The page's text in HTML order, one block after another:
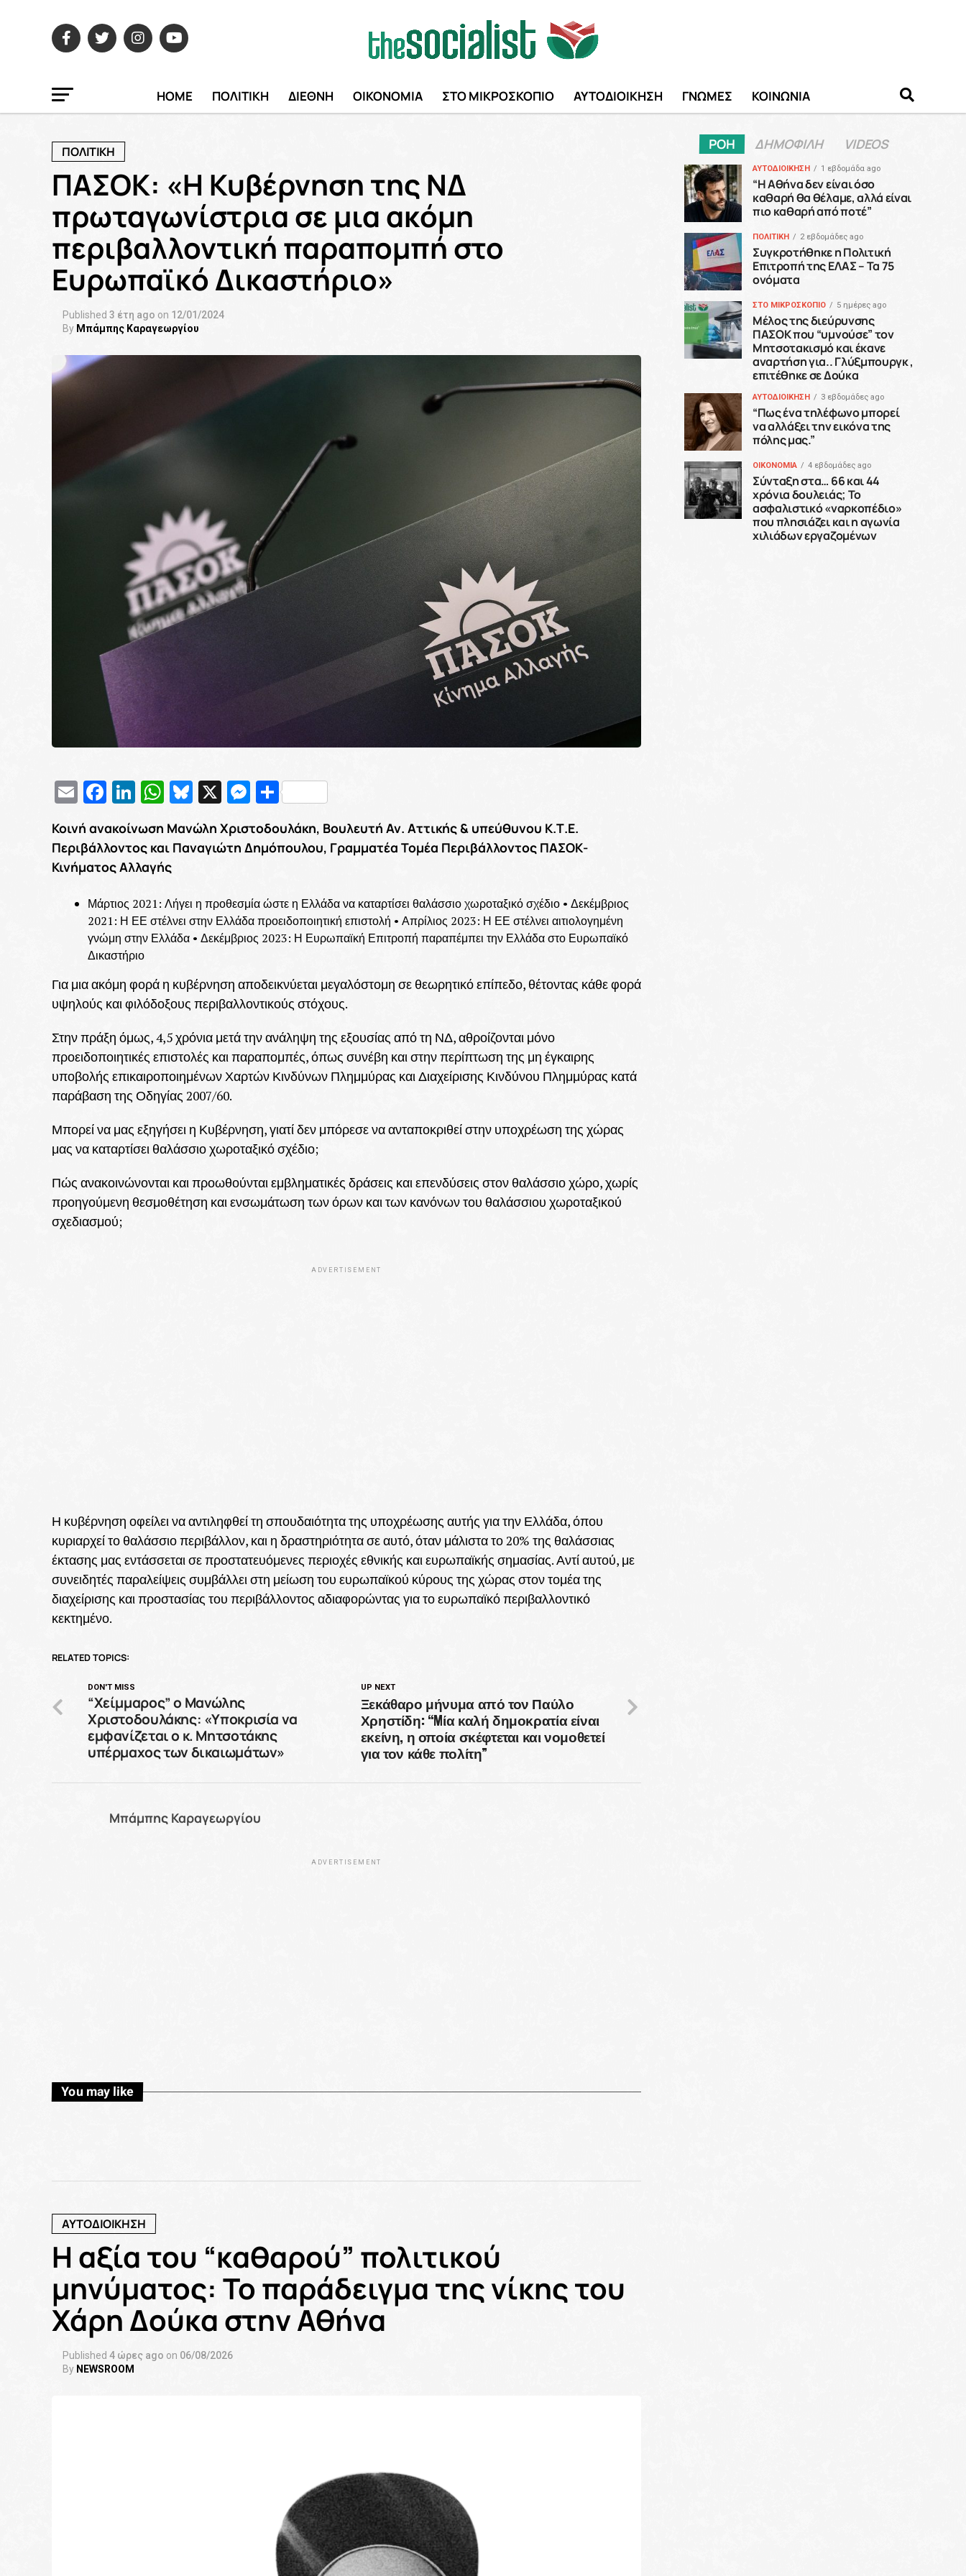
HOME ΠΟΛΙΤΙΚΗ ΔΙΕΘΝΗ ΟΙΚΟΝΟΜΙΑ ΣΤΟ ΜΙΚΡΟΣΚΟΠΙΟ ΑΥΤΟΔΙΟΙΚΗΣΗ ΓΝΩΜΕΣ ΚΟΙΝΩΝΙΑ
ΠΟΛΙΤΙΚΗ
ΠΑΣΟΚ: «Η Κυβέρνηση της ΝΔ
πρωταγωνίστρια σε μια ακόμη
περιβαλλοντική παραπομπή στο
Ευρωπαϊκό Δικαστήριο»
Published 3 έτη ago on 12/01/2024
By Μπάμπης Καραγεωργίου
EmailFacebook
LinkedIn
WhatsApp
Bluesky
X Messenger
Μοιραστείτε
Κοινή ανακοίνωση Μανώλη Χριστοδουλάκη, Βουλευτή Αν. Αττικής & υπεύθυνου Κ.Τ.Ε.
Περιβάλλοντος και Παναγιώτη Δημόπουλου, Γραμματέα Τομέα Περιβάλλοντος ΠΑΣΟΚ-
Κινήματος Αλλαγής
Μάρτιος 2021: Λήγει η προθεσμία ώστε η Ελλάδα να καταρτίσει θαλάσσιο χωροταξικό σχέδιο • Δεκέμβριος
2021: Η ΕΕ στέλνει στην Ελλάδα προειδοποιητική επιστολή • Απρίλιος 2023: Η ΕΕ στέλνει αιτιολογημένη
γνώμη στην Ελλάδα • Δεκέμβριος 2023: Η Ευρωπαϊκή Επιτροπή παραπέμπει την Ελλάδα στο Ευρωπαϊκό
Δικαστήριο
Για μια ακόμη φορά η κυβέρνηση αποδεικνύεται μεγαλόστομη σε θεωρητικό επίπεδο, θέτοντας κάθε φορά
υψηλούς και φιλόδοξους περιβαλλοντικούς στόχους.
Στην πράξη όμως, 4,5 χρόνια μετά την ανάληψη της εξουσίας από τη ΝΔ, αθροίζονται μόνο
προειδοποιητικές επιστολές και παραπομπές, όπως συνέβη και στην περίπτωση της μη έγκαιρης
υποβολής επικαιροποιημένων Χαρτών Κινδύνων Πλημμύρας και Διαχείρισης Κινδύνου Πλημμύρας κατά
παράβαση της Οδηγίας 2007/60.
Μπορεί να μας εξηγήσει η Κυβέρνηση, γιατί δεν μπόρεσε να ανταποκριθεί στην υποχρέωση της χώρας
μας να καταρτίσει θαλάσσιο χωροταξικό σχέδιο;
Πώς ανακοινώνονται και προωθούνται εμβληματικές δράσεις και επενδύσεις στον θαλάσσιο χώρο, χωρίς
προηγούμενη θεσμοθέτηση και ενσωμάτωση των όρων και των κανόνων του θαλάσσιου χωροταξικού
σχεδιασμού;
ADVERTISEMENT
Η κυβέρνηση οφείλει να αντιληφθεί τη σπουδαιότητα της υποχρέωσης αυτής για την Ελλάδα, όπου
κυριαρχεί το θαλάσσιο περιβάλλον, και η δραστηριότητα σε αυτό, όταν μάλιστα το 20% της θαλάσσιας
έκτασης μας εντάσσεται σε προστατευόμενες περιοχές εθνικής και ευρωπαϊκής σημασίας. Αντί αυτού, με
συνειδητές παραλείψεις συμβάλλει στη μείωση του ευρωπαϊκού κύρους της χώρας στον τομέα της
διαχείρισης και προστασίας του περιβάλλοντος αδιαφορώντας για το ευρωπαϊκό περιβαλλοντικό
κεκτημένο.
RELATED TOPICS:
UP NEXT
Ξεκάθαρο μήνυμα από τον Παύλο
Χρηστίδη: “Mία καλή δημοκρατία είναι
εκείνη, η οποία σκέφτεται και νομοθετεί
για τον κάθε πολίτη”
DON'T MISS
“Χείμμαρος” ο Μανώλης
Χριστοδουλάκης: «Υποκρισία να
εμφανίζεται ο κ. Μητσοτάκης
υπέρμαχος των δικαιωμάτων»
Μπάμπης Καραγεωργίου
ADVERTISEMENT
You may like
ΑΥΤΟΔΙΟΙΚΗΣΗ
Η αξία του “καθαρού” πολιτικού
μηνύματος: Το παράδειγμα της νίκης του
Χάρη Δούκα στην Αθήνα
Published 4 ώρες ago on 06/08/2026
By NEWSROOM
ΡΟΗ ΔΗΜΟΦΙΛΗ VIDEOS
ΑΥΤΟΔΙΟΙΚΗΣΗ 1 εβδομάδα ago
“H Αθήνα δεν είναι όσο
καθαρή θα θέλαμε, αλλά είναι
πιο καθαρή από ποτέ”
ΠΟΛΙΤΙΚΗ 2 εβδομάδες ago
Συγκροτήθηκε η Πολιτική
Επιτροπή της ΕΛΑΣ – Τα 75
ονόματα
ΣΤΟ ΜΙΚΡΟΣΚΟΠΙΟ 5 ημέρες ago
Μέλος της διεύρυνσης
ΠΑΣΟΚ που “υμνούσε” τον
Μητσοτακισμό και έκανε
αναρτήση για.. Γλύξμπουργκ ,
επιτέθηκε σε Δούκα
ΑΥΤΟΔΙΟΙΚΗΣΗ 3 εβδομάδες ago
“Πως ένα τηλέφωνο μπορεί
να αλλάξει την εικόνα της
πόλης μας.”
ΟΙΚΟΝΟΜΙΑ 4 εβδομάδες ago
Σύνταξη στα… 66 και 44
χρόνια δουλειάς; Το
ασφαλιστικό «ναρκοπέδιο»
που πλησιάζει και η αγωνία
χιλιάδων εργαζομένων